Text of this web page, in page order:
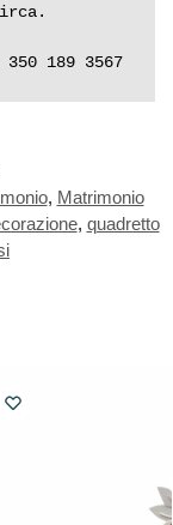
189 3567
, Matrimonio
, quadretto